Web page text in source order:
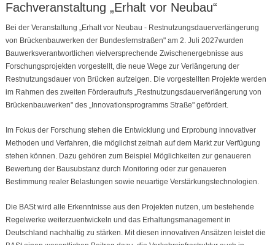
Fachveranstaltung „Erhalt vor Neubau“
Bei der Veranstaltung „Erhalt vor Neubau - Restnutzungsdauerverlängerung
von Brückenbauwerken der Bundesfernstraßen" am 2. Juli 2027wurden
Bauwerksverantwortlichen vielversprechende Zwischenergebnisse aus
Forschungsprojekten vorgestellt, die neue Wege zur Verlängerung der
Restnutzungsdauer von Brücken aufzeigen. Die vorgestellten Projekte werden
im Rahmen des zweiten Förderaufrufs „Restnutzungsdauerverlängerung von
Brückenbauwerken" des „Innovationsprogramms Straße" gefördert.
Im Fokus der Forschung stehen die Entwicklung und Erprobung innovativer
Methoden und Verfahren, die möglichst zeitnah auf dem Markt zur Verfügung
stehen können. Dazu gehören zum Beispiel Möglichkeiten zur genaueren
Bewertung der Bausubstanz durch Monitoring oder zur genaueren
Bestimmung realer Belastungen sowie neuartige Verstärkungstechnologien.
Die BASt wird alle Erkenntnisse aus den Projekten nutzen, um bestehende
Regelwerke weiterzuentwickeln und das Erhaltungsmanagement in
Deutschland nachhaltig zu stärken. Mit diesen innovativen Ansätzen leistet die